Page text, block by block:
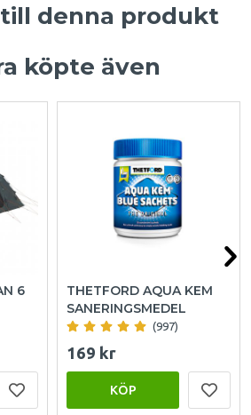
denna produkt
köpte även
6
THETFORD AQUA KEM
SANERINGSMEDEL
(997)
169 kr
KÖP